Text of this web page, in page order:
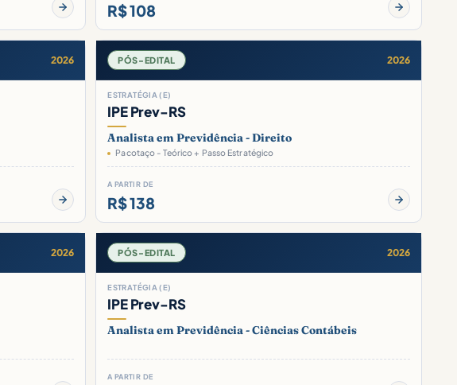
R$ 108
2026 PÓS-EDITAL 2026
ESTRATÉGIA (E)
IPE Prev-RS
Analista em Previdência - Direito
Pacotaço - Teórico + Passo Estratégico
A PARTIR DE
R$ 138
2026 PÓS-EDITAL 2026
ESTRATÉGIA (E)
IPE Prev-RS
Analista em Previdência - Ciências Contábeis
A PARTIR DE